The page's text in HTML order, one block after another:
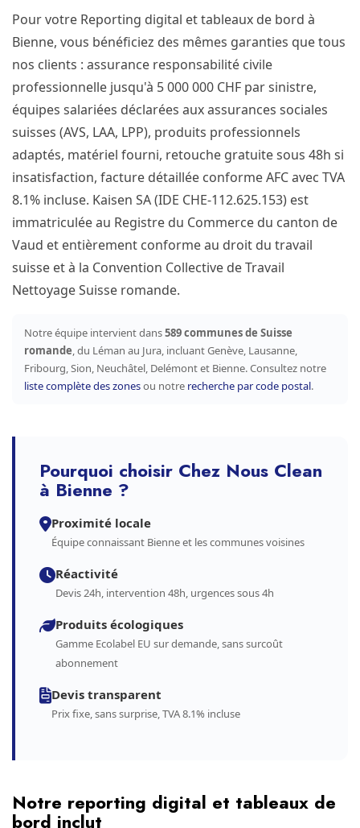
Pour votre Reporting digital et tableaux de bord à
Bienne, vous bénéficiez des mêmes garanties que tous
nos clients : assurance responsabilité civile
professionnelle jusqu'à 5 000 000 CHF par sinistre,
équipes salariées déclarées aux assurances sociales
suisses (AVS, LAA, LPP), produits professionnels
adaptés, matériel fourni, retouche gratuite sous 48h si
insatisfaction, facture détaillée conforme AFC avec TVA
8.1% incluse. Kaisen SA (IDE CHE-112.625.153) est
immatriculée au Registre du Commerce du canton de
Vaud et entièrement conforme au droit du travail
suisse et à la Convention Collective de Travail
Nettoyage Suisse romande.
Notre équipe intervient dans589 communes de Suisse
romande, du Léman au Jura, incluant Genève, Lausanne,
Fribourg, Sion, Neuchâtel, Delémont et Bienne. Consultez notre
liste complète des zonesou notre recherche par code postal.
Pourquoi choisir Chez Nous Clean
à Bienne ?
Proximité locale
Équipe connaissant Bienne et les communes voisines
Réactivité
Devis 24h, intervention 48h, urgences sous 4h
Produits écologiques
Gamme Ecolabel EU sur demande, sans surcoût
abonnement
Devis transparent
Prix fixe, sans surprise, TVA 8.1% incluse
Notre reporting digital et tableaux de
bord inclut